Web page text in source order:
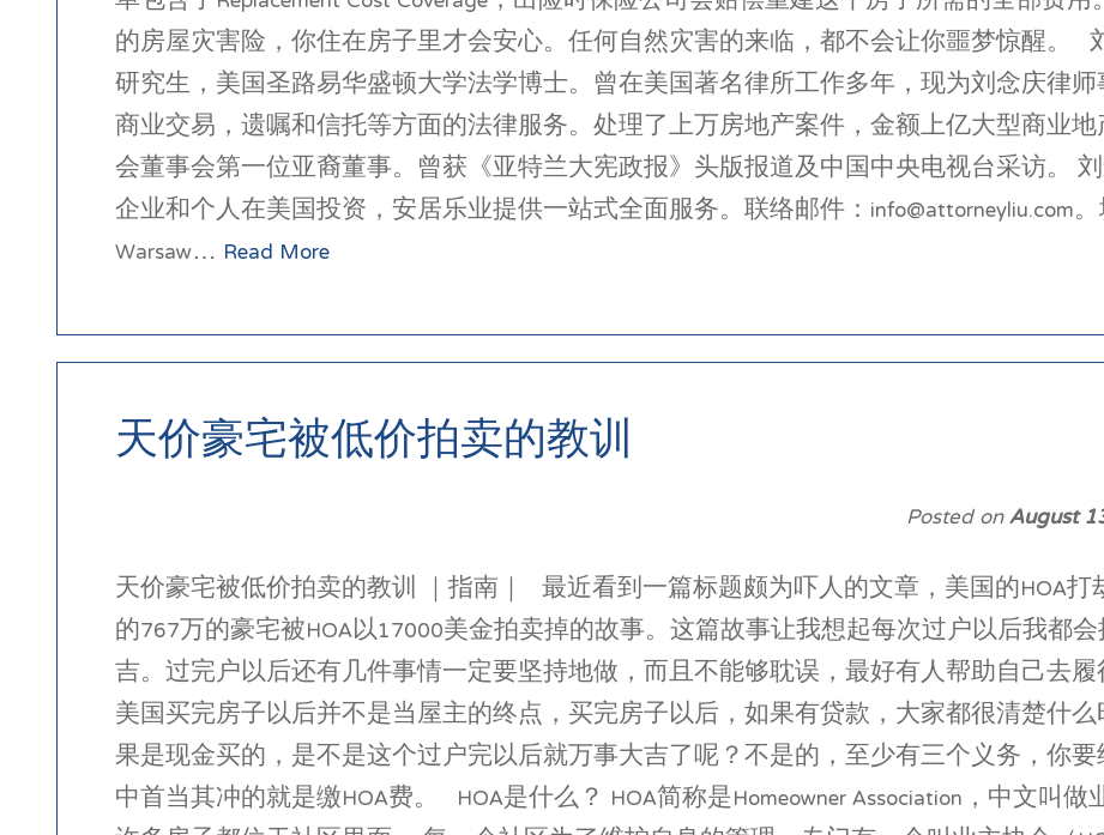
的房屋灾害险，你住在房子里才会安心。任何自然灾害的来临，都不会让你噩梦惊醒。
研究生，美国圣路易华盛顿大学法学博士。曾在美国著名律所工作多年，现为刘念庆律
商业交易，遗嘱和信托等方面的法律服务。处理了上万房地产案件，金额上亿大型商业
会董事会第一位亚裔董事。曾获《亚特兰大宪政报》头版报道及中国中央电视台采访。
企业和个人在美国投资，安居乐业提供一站式全面服务。联络邮件：info@attorneyliu.com。
Warsaw… Read More
天价豪宅被低价拍卖的教训
Posted onAugust
天价豪宅被低价拍卖的教训 ｜指南｜ 最近看到一篇标题颇为吓人的文章，美国的HOA
的767万的豪宅被HOA以17000美金拍卖掉的故事。这篇故事让我想起每次过户以后我都
吉。过完户以后还有几件事情一定要坚持地做，而且不能够耽误，最好有人帮助自己去
美国买完房子以后并不是当屋主的终点，买完房子以后，如果有贷款，大家都很清楚什
果是现金买的，是不是这个过户完以后就万事大吉了呢？不是的，至少有三个义务，你
中首当其冲的就是缴HOA费。 HOA是什么？ HOA简称是Homeowner Association，中文叫